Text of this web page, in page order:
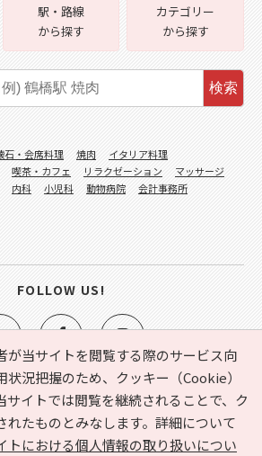
が当サイトを閲覧する際のサービス向
状況把握のため、クッキー（Cookie）
サイトでは閲覧を継続されることで、ク
れたものとみなします。詳細について
トにおける個人情報の取り扱いについ
タ）とは？ お気に入り
ヘルプ
報の取り扱いについて
運営会社
駅・路線
から探す
カテゴリー
から探す
検索
石・会席料理 焼肉
イタリア料理
喫茶・カフェ リラクゼーション
マッサージ
内科 小児科 動物病院
会計事務所
FOLLOW US!